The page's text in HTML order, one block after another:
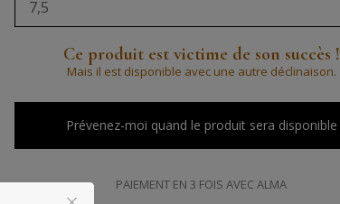
7,5
Ce produit est victime de son succès !
Mais il est disponible avec une autre déclinaison.
Prévenez-moi quand le produit sera disponible
PAIEMENT EN 3 FOIS AVEC ALMA